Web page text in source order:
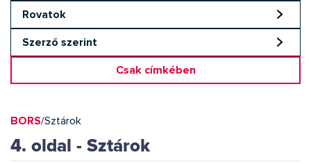
Rovatok
Szerző szerint
Csak címkében
BORS/Sztárok
4. oldal - Sztárok